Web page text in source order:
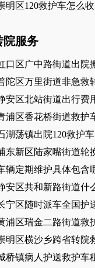
明区120救护车怎么
院服务
口区广中路街道出
陀区万里街道非急
安区北站街道出行费
浦区香花桥街道救护
湖荡镇出院120救护
东新区陆家嘴街道
辆定期维护具体包
安区共和新路街道
宁区随时派车全国护
浦区瑞金二路街道
明区横沙乡跨省转院
桥镇病人护送救护车